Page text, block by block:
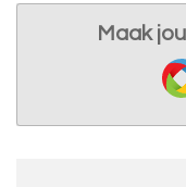
Maak